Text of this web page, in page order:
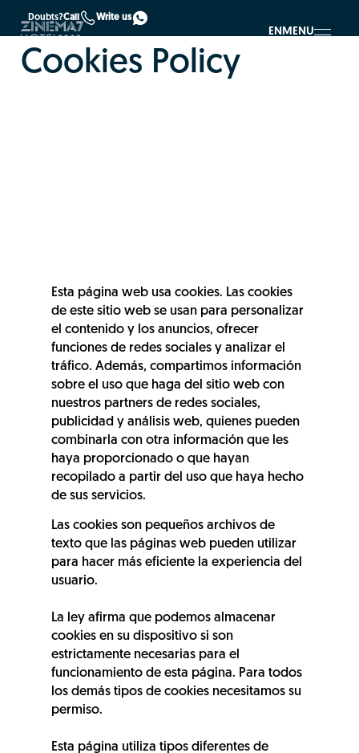
Doubts?Call Write us
EN MENU
Cookies Policy
Esta página web usa cookies. Las cookies
de este sitio web se usan para personalizar
el contenido y los anuncios, ofrecer
funciones de redes sociales y analizar el
tráfico. Además, compartimos información
sobre el uso que haga del sitio web con
nuestros partners de redes sociales,
publicidad y análisis web, quienes pueden
combinarla con otra información que les
haya proporcionado o que hayan
recopilado a partir del uso que haya hecho
de sus servicios.
Las cookies son pequeños archivos de
texto que las páginas web pueden utilizar
para hacer más eficiente la experiencia del
usuario.
La ley afirma que podemos almacenar
cookies en su dispositivo si son
estrictamente necesarias para el
funcionamiento de esta página. Para todos
los demás tipos de cookies necesitamos su
permiso.
Esta página utiliza tipos diferentes de